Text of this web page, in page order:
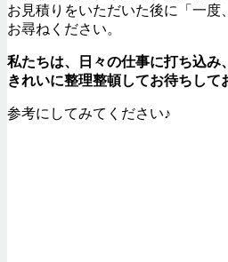
お見積りをいただいた後に「一度
お尋ねください。
私たちは、日々の仕事に打ち込み
きれいに整理整頓してお待ちして
参考にしてみてください♪